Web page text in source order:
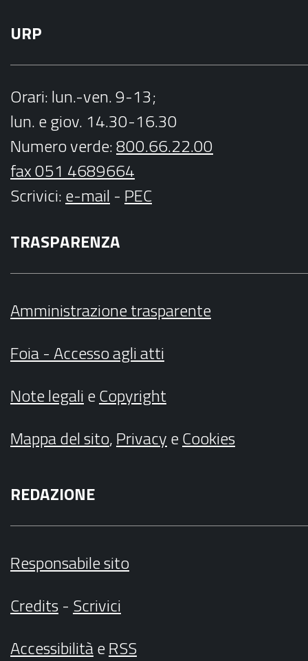
URP
Orari: lun.-ven. 9-13;
lun. e giov. 14.30-16.30
Numero verde:800.66.22.00
fax 051 4689664
Scrivici:e-mail - PEC
TRASPARENZA
Amministrazione trasparente
Foia - Accesso agli atti
Note legalieCopyright
Mappa del sito,PrivacyeCookies
REDAZIONE
Responsabile sito
Credits- Scrivici
AccessibilitàeRSS